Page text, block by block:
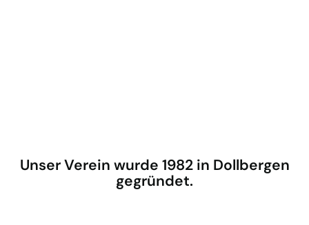
Unser Verein wurde 1982 in Dollbergen
gegründet.